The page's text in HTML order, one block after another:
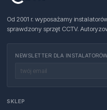
Od 2001 r. wyposażamy
sprawdzony sprzęt CCTV.
NEWSLETTER DLA INSTALATORÓW
SKLEP